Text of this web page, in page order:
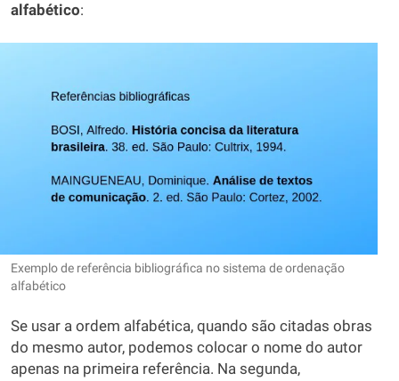
alfabético:
Exemplo de referência bibliográfica no sistema de ordenação
alfabético
Se usar a ordem alfabética, quando são citadas obras
do mesmo autor, podemos colocar o nome do autor
apenas na primeira referência. Na segunda,